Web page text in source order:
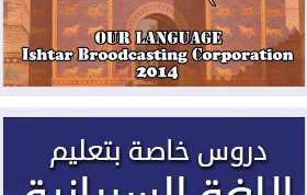
الحرائق
2026-08-04سومو: إنتاج النفط في إقليم
كوردستان انخفض إلى أقل من 10%
ملفات حقبة الكاظمي تعود إلى
الواجهة.. أنباء عن مراجعات قضائية
وتحقيقات أوسع في قضايا فساد